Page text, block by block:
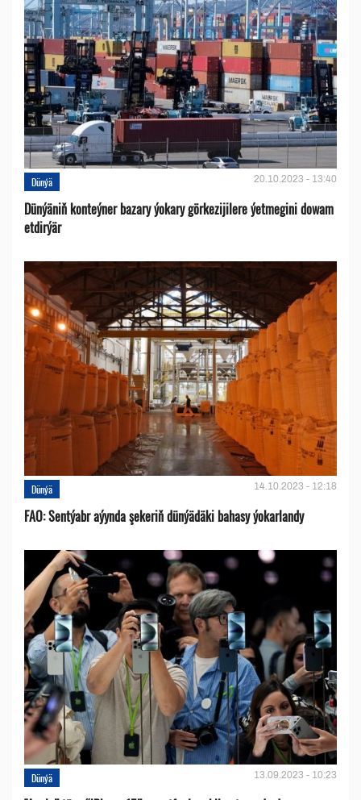
Dünýä 20.10.2023 - 13:40
Dünýäniň konteýner bazary ýokary görkezijilere ýetmegini dowam
etdirýär
Dünýä 14.10.2023 - 12:18
FAO: Sentýabr aýynda şekeriň dünýädäki bahasy ýokarlandy
Dünýä 13.09.2023 - 10:23